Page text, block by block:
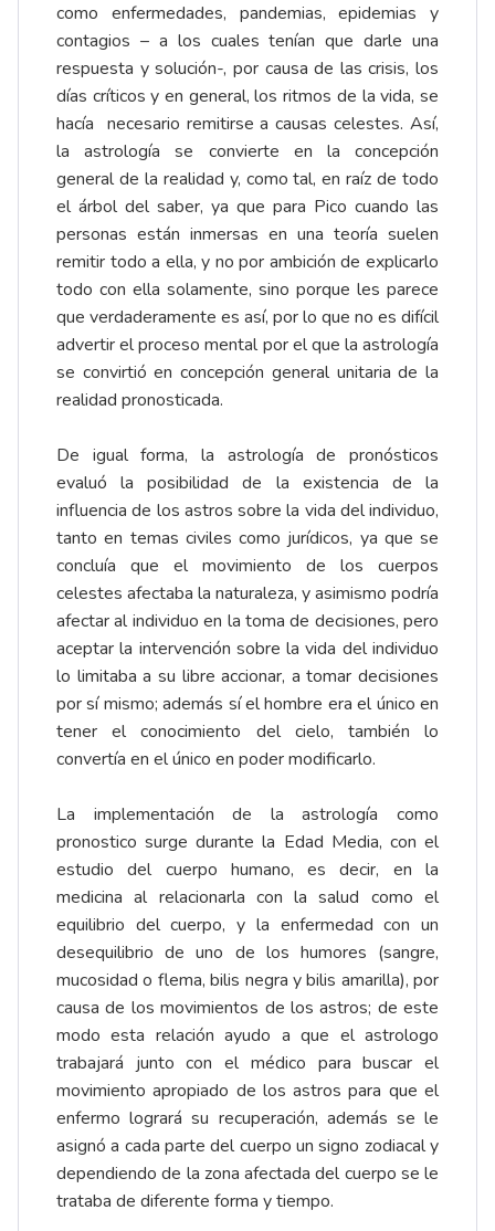
como enfermedades, pandemias, epidemias y
contagios – a los cuales tenían que darle una
respuesta y solución-, por causa de las crisis, los
días críticos y en general, los ritmos de la vida, se
hacía necesario remitirse a causas celestes. Así,
la astrología se convierte en la concepción
general de la realidad y, como tal, en raíz de todo
el árbol del saber, ya que para Pico cuando las
personas están inmersas en una teoría suelen
remitir todo a ella, y no por ambición de explicarlo
todo con ella solamente, sino porque les parece
que verdaderamente es así, por lo que no es difícil
advertir el proceso mental por el que la astrología
se convirtió en concepción general unitaria de la
realidad pronosticada.
De igual forma, la astrología de pronósticos
evaluó la posibilidad de la existencia de la
influencia de los astros sobre la vida del individuo,
tanto en temas civiles como jurídicos, ya que se
concluía que el movimiento de los cuerpos
celestes afectaba la naturaleza, y asimismo podría
afectar al individuo en la toma de decisiones, pero
aceptar la intervención sobre la vida del individuo
lo limitaba a su libre accionar, a tomar decisiones
por sí mismo; además sí el hombre era el único en
tener el conocimiento del cielo, también lo
convertía en el único en poder modificarlo.
La implementación de la astrología como
pronostico surge durante la Edad Media, con el
estudio del cuerpo humano, es decir, en la
medicina al relacionarla con la salud como el
equilibrio del cuerpo, y la enfermedad con un
desequilibrio de uno de los humores (sangre,
mucosidad o flema, bilis negra y bilis amarilla), por
causa de los movimientos de los astros; de este
modo esta relación ayudo a que el astrologo
trabajará junto con el médico para buscar el
movimiento apropiado de los astros para que el
enfermo logrará su recuperación, además se le
asignó a cada parte del cuerpo un signo zodiacal y
dependiendo de la zona afectada del cuerpo se le
trataba de diferente forma y tiempo.